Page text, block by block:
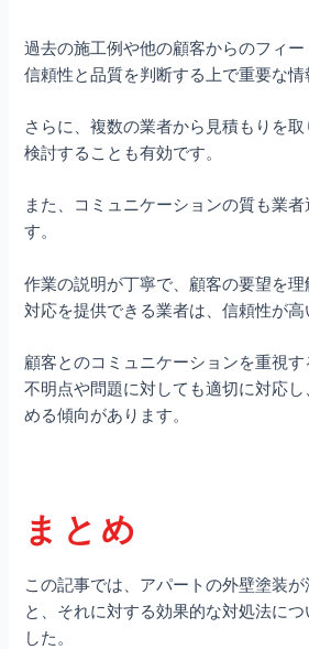
過去の施工例や他の顧客からのフィ
信頼性と品質を判断する上で重要な情
さらに、複数の業者から見積もりを
検討することも有効です。
また、コミュニケーションの質も業
す。
作業の説明が丁寧で、顧客の要望を
対応を提供できる業者は、信頼性が高
顧客とのコミュニケーションを重視
不明点や問題に対しても適切に対応
める傾向があります。
まとめ
この記事では、アパートの外壁塗装
と、それに対する効果的な対処法に
した。